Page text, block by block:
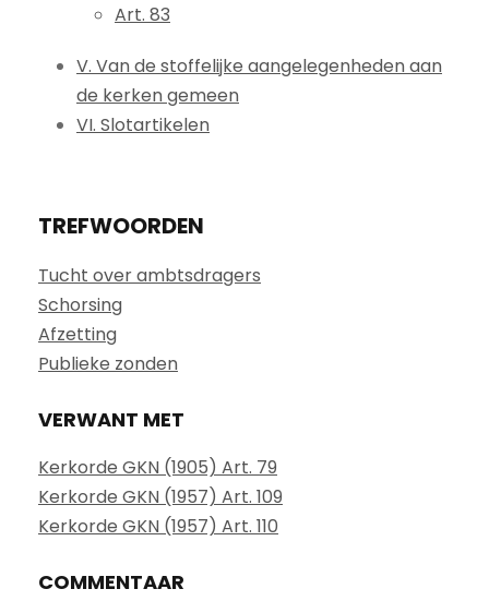
Art. 83
V. Van de stoffelijke aangelegenheden aan
de kerken gemeen
VI. Slotartikelen
TREFWOORDEN
Tucht over ambtsdragers
Schorsing
Afzetting
Publieke zonden
VERWANT MET
Kerkorde GKN (1905) Art. 79
Kerkorde GKN (1957) Art. 109
Kerkorde GKN (1957) Art. 110
COMMENTAAR